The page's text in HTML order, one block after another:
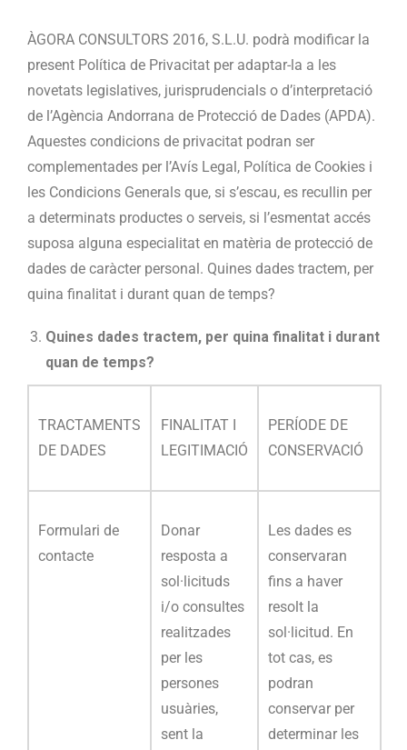
ÀGORA CONSULTORS 2016, S.L.U. podrà modificar la
present Política de Privacitat per adaptar-la a les
novetats legislatives, jurisprudencials o d’interpretació
de l’Agència Andorrana de Protecció de Dades (APDA).
Aquestes condicions de privacitat podran ser
complementades per l’Avís Legal, Política de Cookies i
les Condicions Generals que, si s’escau, es recullin per
a determinats productes o serveis, si l’esmentat accés
suposa alguna especialitat en matèria de protecció de
dades de caràcter personal. Quines dades tractem, per
quina finalitat i durant quan de temps?
Quines dades tractem, per quina finalitat i durant
quan de temps?
TRACTAMENTS
DE DADES
FINALITAT I
LEGITIMACIÓ
PERÍODE DE
CONSERVACIÓ
Formulari de
contacte
Donar
resposta a
sol·licituds
i/o consultes
realitzades
per les
persones
usuàries,
sent la
Les dades es
conservaran
fins a haver
resolt la
sol·licitud. En
tot cas, es
podran
conservar per
determinar les